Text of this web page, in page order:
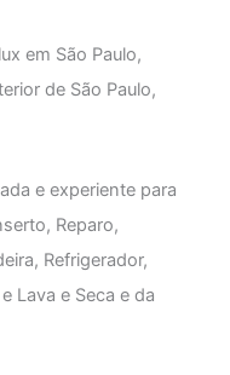
em São Paulo,
de São Paulo,
e experiente para
Reparo,
Refrigerador,
Lava e Seca e da